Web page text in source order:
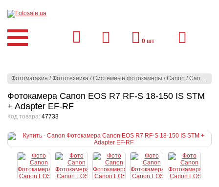
Фотомагазин /Фототехника /Системные фотокамеры /Canon /Canon
Фотокамера Canon EOS R7 RF-S 18-150 IS STM
+ Adapter EF-RF
Код товара: 47733
0 шт